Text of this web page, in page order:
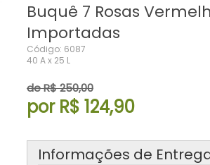
Buquê 7 Rosas
Importadas
Código: 6087
40 A x 25 L
de R$ 250,00
por R$ 124,90
Informações de